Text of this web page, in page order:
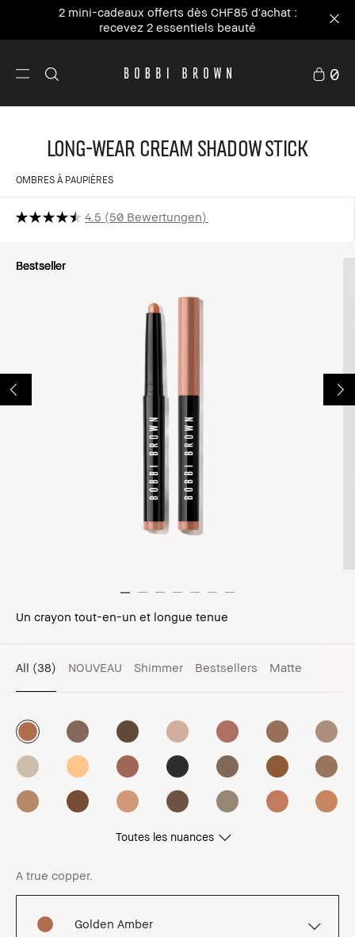
2 mini-cadeaux offerts dès CHF85 d'achat :
recevez 2 essentiels beauté
0
Long-Wear Cream Shadow Stick
OMBRES À PAUPIÈRES
4.5 50 Bewertungen
Bestseller
Bestseller
Bestseller
Bestseller
Un crayon tout-en-un et longue tenue
All (38) NOUVEAU Shimmer Bestsellers Matte
Toutes les nuances
A true copper.
Golden Amber